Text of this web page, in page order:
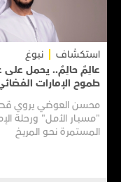
استكشاف
نبوغ
عالِمٌ حالِمٌ.. يحمل
طموح الإمارات
محسن العوضي يروي
"مسبـار الأمـل" ورحلة
المستمرة نحـو المريـخ